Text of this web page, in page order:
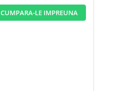
CUMPARA-LE IMPREUNA